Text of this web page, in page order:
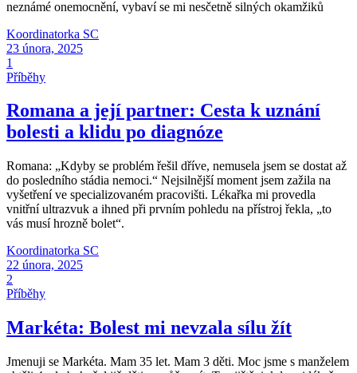
neznámé onemocnění, vybaví se mi nesčetně silných okamžiků
Koordinatorka SC
23 února, 2025
1
Příběhy
Romana a její partner: Cesta k uznání
bolesti a klidu po diagnóze
Romana: „Kdyby se problém řešil dříve, nemusela jsem se dostat až
do posledního stádia nemoci.“ Nejsilnější moment jsem zažila na
vyšetření ve specializovaném pracovišti. Lékařka mi provedla
vnitřní ultrazvuk a ihned při prvním pohledu na přístroj řekla, „to
vás musí hrozně bolet“.
Koordinatorka SC
22 února, 2025
2
Příběhy
Markéta: Bolest mi nevzala sílu žít
Jmenuji se Markéta. Mam 35 let. Mam 3 děti. Moc jsme s manželem